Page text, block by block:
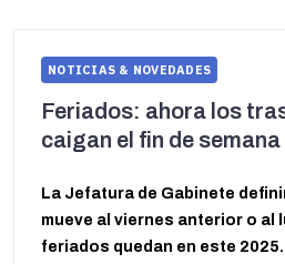
NOTICIAS & NOVEDADES
Feriados: ahora los
caigan el fin de
La Jefatura de Gabinete
mueve al viernes anterior o al
feriados quedan en este 2025.